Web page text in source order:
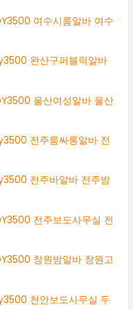
여수시룸알바 여수
완산구퍼블릭알바
울산여성알바 울산
전주룸싸롱알바 전
전주바알바 전주밤
전주보도사무실 전
창원밤알바 창원고
천안보도사무실 두